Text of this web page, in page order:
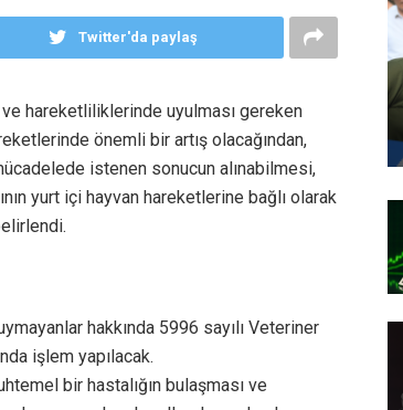
Twitter'da paylaş
ve hareketliliklerinde uyulması gereken
önemli bir artış olacağından,
istenen sonucun alınabilmesi,
yurt içi hayvan hareketlerine bağlı olarak
hakkında 5996 sayılı Veteriner
işlem yapılacak.
bir hastalığın bulaşması ve